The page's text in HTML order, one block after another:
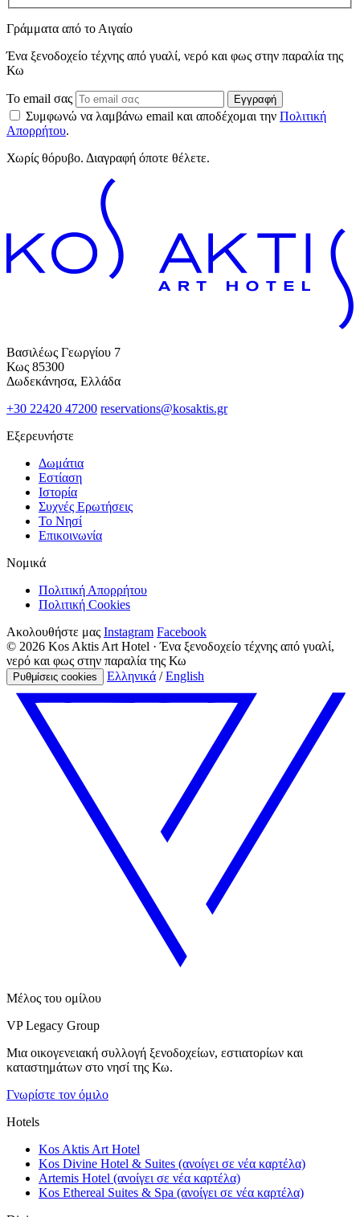
Γράμματα από το Αιγαίο
Ένα ξενοδοχείο τέχνης από γυαλί, νερό και φως στην παραλία της
Κω
Το email σας Εγγραφή
Συμφωνώ να λαμβάνω email και αποδέχομαι την Πολιτική
Απορρήτου.
Χωρίς θόρυβο. Διαγραφή όποτε θέλετε.
Βασιλέως Γεωργίου 7
Κως 85300
Δωδεκάνησα, Ελλάδα
+30 22420 47200 reservations@kosaktis.gr
Εξερευνήστε
Δωμάτια
Εστίαση
Ιστορία
Συχνές Ερωτήσεις
Το Νησί
Επικοινωνία
Νομικά
Πολιτική Απορρήτου
Πολιτική Cookies
Ακολουθήστε μας Instagram Facebook
© 2026 Kos Aktis Art Hotel · Ένα ξενοδοχείο τέχνης από γυαλί,
νερό και φως στην παραλία της Κω
Ρυθμίσεις cookies Ελληνικά / English
Μέλος του ομίλου
VP Legacy Group
Μια οικογενειακή συλλογή ξενοδοχείων, εστιατορίων και
καταστημάτων στο νησί της Κω.
Γνωρίστε τον όμιλο
Hotels
Kos Aktis Art Hotel
Kos Divine Hotel & Suites (ανοίγει σε νέα καρτέλα)
Artemis Hotel (ανοίγει σε νέα καρτέλα)
Kos Ethereal Suites & Spa (ανοίγει σε νέα καρτέλα)